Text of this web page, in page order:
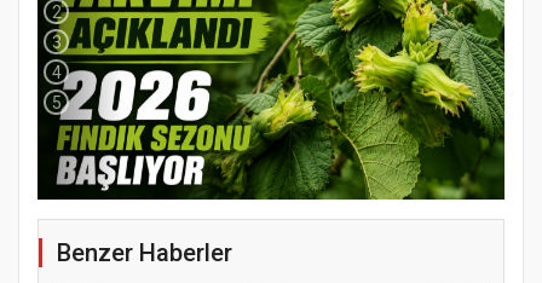
YENİ PARTİ TERME İLÇE BAŞKANLIĞINDA
ÜYE KATILIM PROGRAMI
2
3
4
5
Benzer Haberler